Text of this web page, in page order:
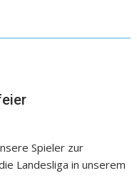
Spieler zur
Landesliga in unserem